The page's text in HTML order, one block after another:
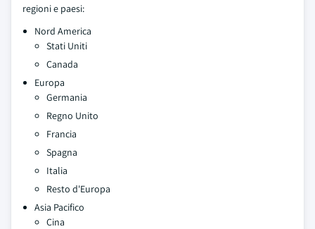
regioni e paesi:
Nord America
Stati Uniti
Canada
Europa
Germania
Regno Unito
Francia
Spagna
Italia
Resto d'Europa
Asia Pacifico
Cina